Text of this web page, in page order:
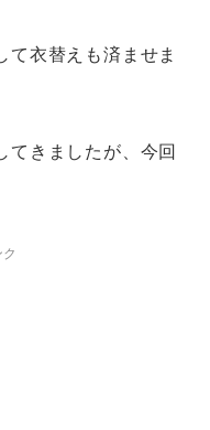
て衣替えも済ませま
てきましたが、今回